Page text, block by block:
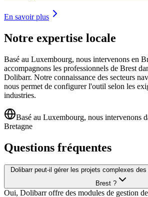
En savoir plus
Notre expertise locale
Basé au Luxembourg, nous intervenons en
accompagnons les professionnels de Brest
Dolibarr. Notre connaissance des secteurs
nous permet de configurer l'outil selon les
industries.
Basé au Luxembourg, nous intervenons
Bretagne
Questions fréquentes
Dolibarr peut-il gérer les projets complexes
Brest ?
Oui, Dolibarr offre des modules de gestion